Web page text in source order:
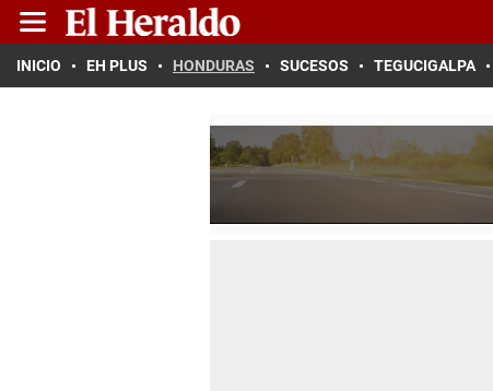
INICIO EH PLUS HONDURAS SUCESOS TEGUCIGALPA